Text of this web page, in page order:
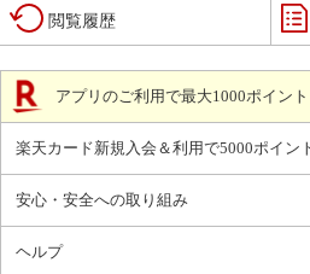
閲覧履歴
アプリのご利用で最大1000ポイント
楽天カード新規入会＆利用で5000ポイン
安心・安全への取り組み
ヘルプ